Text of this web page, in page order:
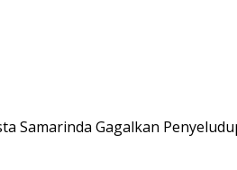
Samarinda Gagalkan